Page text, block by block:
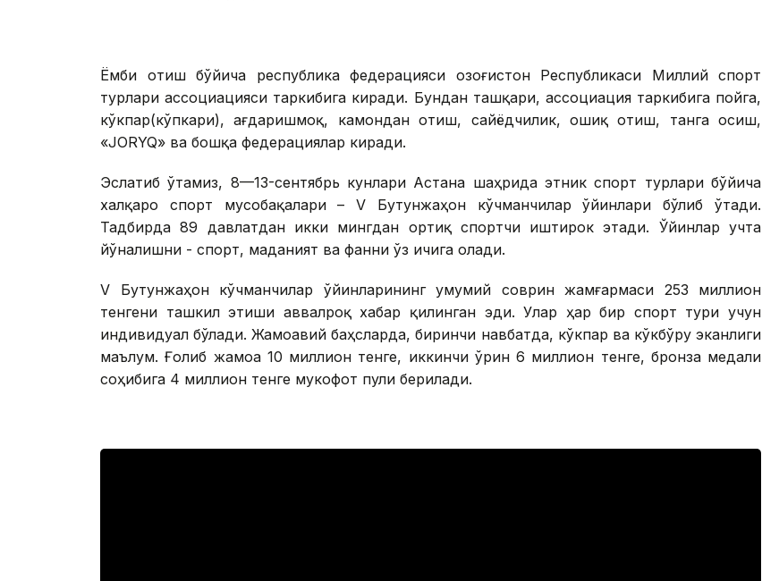
Ёмби отиш бўйича республика федерацияси Қозоғистон Республикаси Миллий спорт
турлари ассоциацияси таркибига киради. Бундан ташқари, ассоциация таркибига пойга,
кўкпар(кўпкари), ағдаришмоқ, камондан отиш, сайёдчилик, ошиқ отиш, танга осиш,
«JORYQ» ва бошқа федерациялар киради.
Эслатиб ўтамиз, 8—13-сентябрь кунлари Астана шаҳрида этник спорт турлари бўйича
халқаро спорт мусобақалари – V Бутунжаҳон кўчманчилар ўйинлари бўлиб ўтади.
Тадбирда 89 давлатдан икки мингдан ортиқ спортчи иштирок этади. Ўйинлар учта
йўналишни - спорт, маданият ва фанни ўз ичига олади.
V Бутунжаҳон кўчманчилар ўйинларининг умумий соврин жамғармаси 253 миллион
тенгени ташкил этиши аввалроқ хабар қилинган эди. Улар ҳар бир спорт тури учун
индивидуал бўлади. Жамоавий баҳсларда, биринчи навбатда, кўкпар ва кўкбўру эканлиги
маълум. Ғолиб жамоа 10 миллион тенге, иккинчи ўрин 6 миллион тенге, бронза медали
соҳибига 4 миллион тенге мукофот пули берилади.